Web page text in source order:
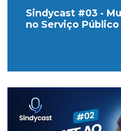
Sindycast #03 -
no Serviço Público